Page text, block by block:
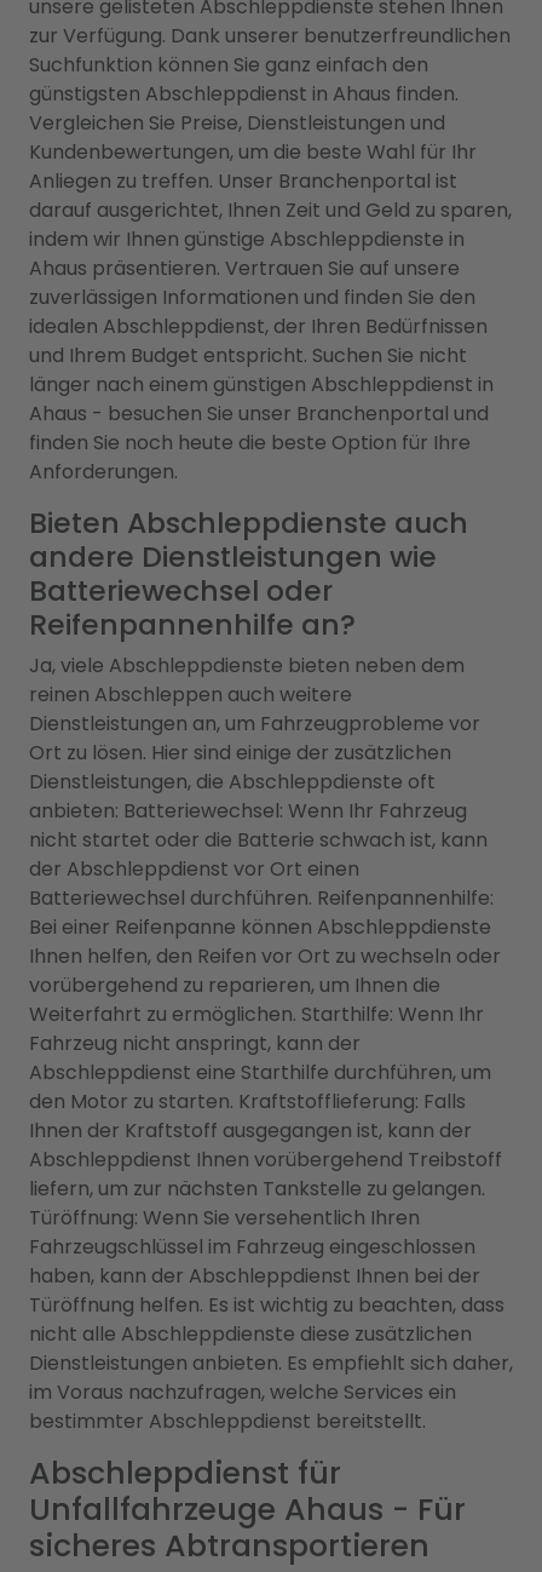
unsere gelisteten Abschleppdienste stehen Ihnen
zur Verfügung. Dank unserer benutzerfreundlichen
Suchfunktion können Sie ganz einfach den
günstigsten Abschleppdienst in Ahaus finden.
Vergleichen Sie Preise, Dienstleistungen und
Kundenbewertungen, um die beste Wahl für Ihr
Anliegen zu treffen. Unser Branchenportal ist
darauf ausgerichtet, Ihnen Zeit und Geld zu sparen,
indem wir Ihnen günstige Abschleppdienste in
Ahaus präsentieren. Vertrauen Sie auf unsere
zuverlässigen Informationen und finden Sie den
idealen Abschleppdienst, der Ihren Bedürfnissen
und Ihrem Budget entspricht. Suchen Sie nicht
länger nach einem günstigen Abschleppdienst in
Ahaus - besuchen Sie unser Branchenportal und
finden Sie noch heute die beste Option für Ihre
Anforderungen.
Bieten Abschleppdienste auch
andere Dienstleistungen wie
Batteriewechsel oder
Reifenpannenhilfe an?
Ja, viele Abschleppdienste bieten neben dem
reinen Abschleppen auch weitere
Dienstleistungen an, um Fahrzeugprobleme vor
Ort zu lösen. Hier sind einige der zusätzlichen
Dienstleistungen, die Abschleppdienste oft
anbieten: Batteriewechsel: Wenn Ihr Fahrzeug
nicht startet oder die Batterie schwach ist, kann
der Abschleppdienst vor Ort einen
Batteriewechsel durchführen. Reifenpannenhilfe:
Bei einer Reifenpanne können Abschleppdienste
Ihnen helfen, den Reifen vor Ort zu wechseln oder
vorübergehend zu reparieren, um Ihnen die
Weiterfahrt zu ermöglichen. Starthilfe: Wenn Ihr
Fahrzeug nicht anspringt, kann der
Abschleppdienst eine Starthilfe durchführen, um
den Motor zu starten. Kraftstofflieferung: Falls
Ihnen der Kraftstoff ausgegangen ist, kann der
Abschleppdienst Ihnen vorübergehend Treibstoff
liefern, um zur nächsten Tankstelle zu gelangen.
Türöffnung: Wenn Sie versehentlich Ihren
Fahrzeugschlüssel im Fahrzeug eingeschlossen
haben, kann der Abschleppdienst Ihnen bei der
Türöffnung helfen. Es ist wichtig zu beachten, dass
nicht alle Abschleppdienste diese zusätzlichen
Dienstleistungen anbieten. Es empfiehlt sich daher,
im Voraus nachzufragen, welche Services ein
bestimmter Abschleppdienst bereitstellt.
Abschleppdienst für
Unfallfahrzeuge Ahaus - Für
sicheres Abtransportieren